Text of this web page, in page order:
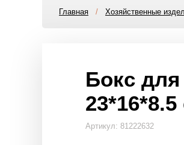
Главная / Хозяйственные
Бокс
Артикул: 81222632